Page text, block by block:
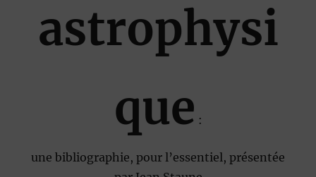
astrophysi
que :
une bibliographie, pour l’essentiel, présentée